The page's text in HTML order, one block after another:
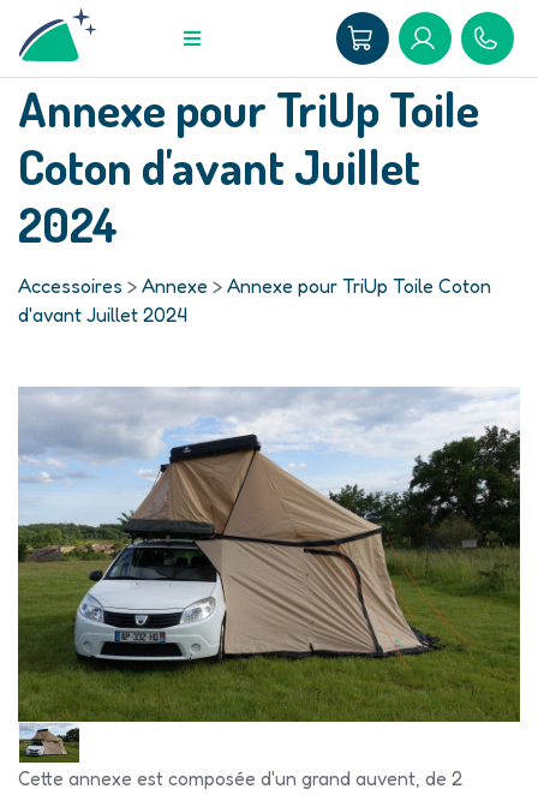
Annexe pour TriUp Toile
Coton d'avant Juillet
2024
Accessoires > Annexe > Annexe pour TriUp Toile Coton
d'avant Juillet 2024
Cette annexe est composée d'un grand auvent, de 2